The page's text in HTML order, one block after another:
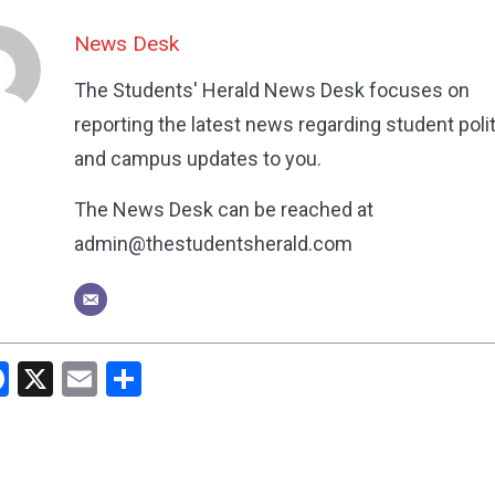
News Desk
The Students' Herald News Desk focuses on
reporting the latest news regarding student
and campus updates to you.
The News Desk can be reached at
admin@thestudentsherald.com
Facebook
X EmailShare